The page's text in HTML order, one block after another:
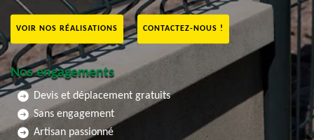
VOIR NOS RÉALISATIONS CONTACTEZ-NOUS !
Nos engagements
Devis et déplacement gratuits
Sans engagement
Artisan passionné